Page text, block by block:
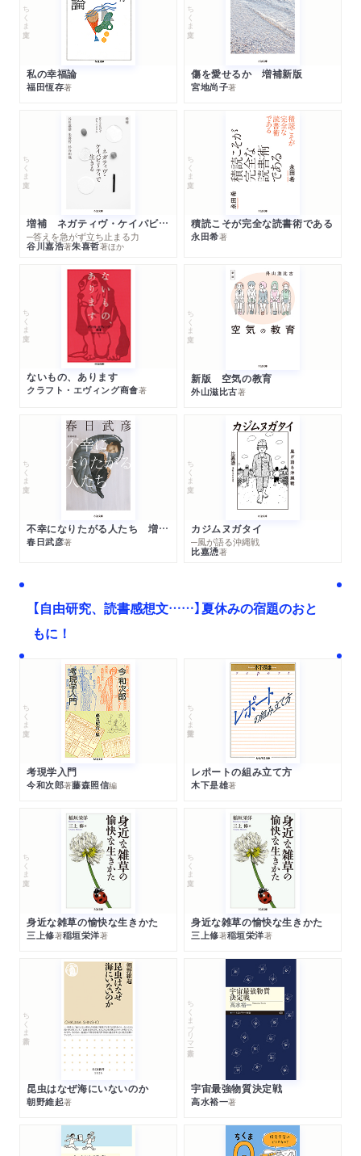
ちくま文庫
私の幸福論
福田恆存著
ちくま文庫
傷を愛せるか 増補新版
宮地尚子著
ちくま文庫
増補 ネガティヴ・ケイパビリティで生きる
─答えを急がず立ち止まる力
谷川嘉浩著朱喜哲著ほか
ちくま文庫
積読こそが完全な読書術である
永田希著
ちくま文庫
ないもの、あります
クラフト・エヴィング商會著
ちくま文庫
新版 空気の教育
外山滋比古著
ちくま文庫
不幸になりたがる人たち 増補新版
春日武彦著
ちくま文庫
カジムヌガタイ
─風が語る沖縄戦
比嘉慂著
【自由研究、読書感想文……】夏休みの宿題のおと
もに！
ちくま文庫
考現学入門
今和次郎著藤森照信編
ちくま学芸文庫
レポートの組み立て方
木下是雄著
ちくま文庫
身近な雑草の愉快な生きかた
三上修著稲垣栄洋著
ちくま文庫
身近な雑草の愉快な生きかた
三上修著稲垣栄洋著
ちくま新書
昆虫はなぜ海にいないのか
朝野維起著
ちくまプリマー新書
宇宙最強物質決定戦
高水裕一著